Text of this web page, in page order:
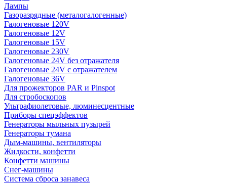
Лампы
Газоразрядные (металогалогенные)
Галогеновые 120V
Галогеновые 12V
Галогеновые 15V
Галогеновые 230V
Галогеновые 24V без отражателя
Галогеновые 24V с отражателем
Галогеновые 36V
Для прожекторов PAR и Pinspot
Для стробоскопов
Ультрафиолетовые, люминесцентные
Приборы спецэффектов
Генераторы мыльных пузырей
Генераторы тумана
Дым-машины, вентиляторы
Жидкости, конфетти
Конфетти машины
Снег-машины
Система сброса занавеса